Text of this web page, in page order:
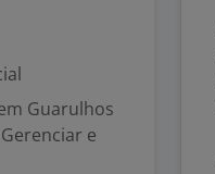
Guarulhos
e